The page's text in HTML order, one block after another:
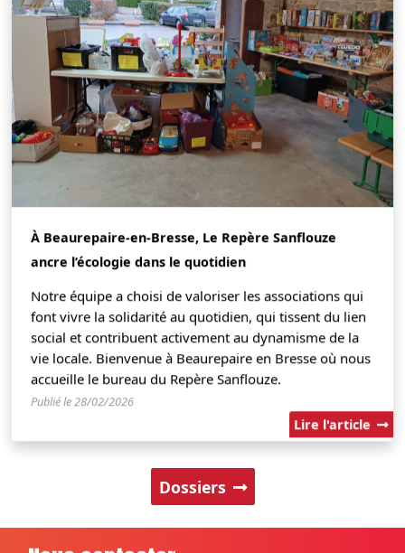
À Beaurepaire-en-Bresse, Le Repère Sanflouze
ancre l’écologie dans le quotidien
Notre équipe a choisi de valoriser les associations qui
font vivre la solidarité au quotidien, qui tissent du lien
social et contribuent activement au dynamisme de la
vie locale. Bienvenue à Beaurepaire en Bresse où nous
accueille le bureau du Repère Sanflouze.
Publié le 28/02/2026
Lire l'article
Dossiers